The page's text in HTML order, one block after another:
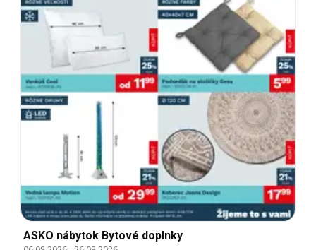
ASKO nábytok Bytové doplnky